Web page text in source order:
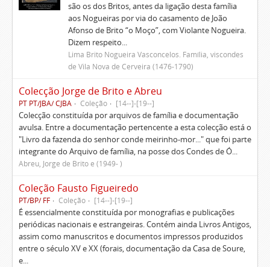
são os dos Britos, antes da ligação desta família
aos Nogueiras por via do casamento de João
Afonso de Brito “o Moço”, com Violante Nogueira.
Dizem respeito...
Lima Brito Nogueira Vasconcelos. Família, viscondes
de Vila Nova de Cerveira (1476-1790)
Colecção Jorge de Brito e Abreu
PT PT/JBA/ CJBA Coleção [14--]-[19--]
Colecção constituída por arquivos de família e documentação
avulsa. Entre a documentação pertencente a esta colecção está o
"Livro da fazenda do senhor conde meirinho-mor..." que foi parte
integrante do Arquivo de família, na posse dos Condes de Ó...
Abreu, Jorge de Brito e (1949- )
Coleção Fausto Figueiredo
PT/BP/ FF Coleção [14--]-[19--]
É essencialmente constituída por monografias e publicações
periódicas nacionais e estrangeiras. Contém ainda Livros Antigos,
assim como manuscritos e documentos impressos produzidos
entre o século XV e XX (forais, documentação da Casa de Soure,
e...